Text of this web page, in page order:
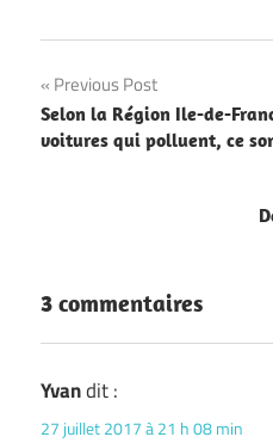
Navigation
de
Previous Post
Selon la Région Ile-de-
voitures qui polluent, ce
3 commentaires
Yvandit :
27 juillet 2017 à 21 h 08 min